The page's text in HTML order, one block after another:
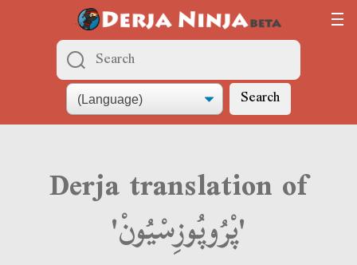
Search
Derja translation of
'پْرُوپُوزِسْيُونْ'